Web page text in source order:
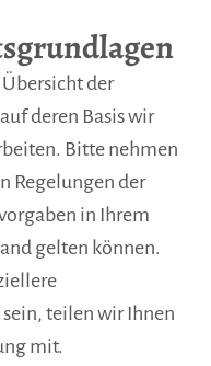
der
deren Basis wir
Bitte nehmen
Regelungen der
in Ihrem
gelten können.
teilen wir Ihnen
mit.